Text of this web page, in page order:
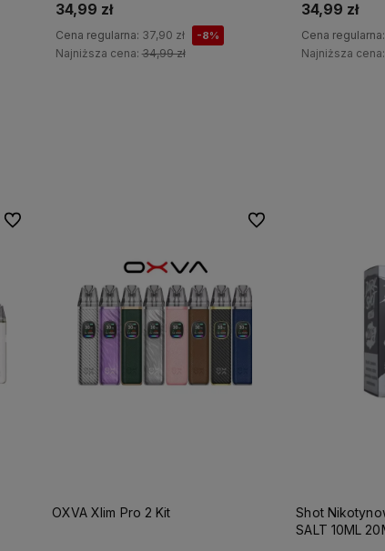
34,99 zł
Cena regularna: 37,90 zł -8%
Najniższa cena:34,99 zł
34,99 zł
Cena regularna:
Najniższa
Do ulubionych
OXVA Xlim Pro 2 Kit
Do ulubionych
Shot
SALT 10ML